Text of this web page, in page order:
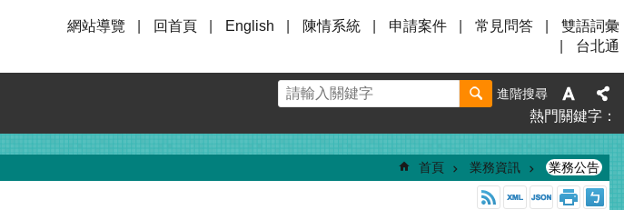
網站導覽
回首頁 English 陳情系統 申請案件 常見問答
雙語詞彙
台北通
進階搜尋
熱門關鍵字
首頁 業務資訊 業務公告